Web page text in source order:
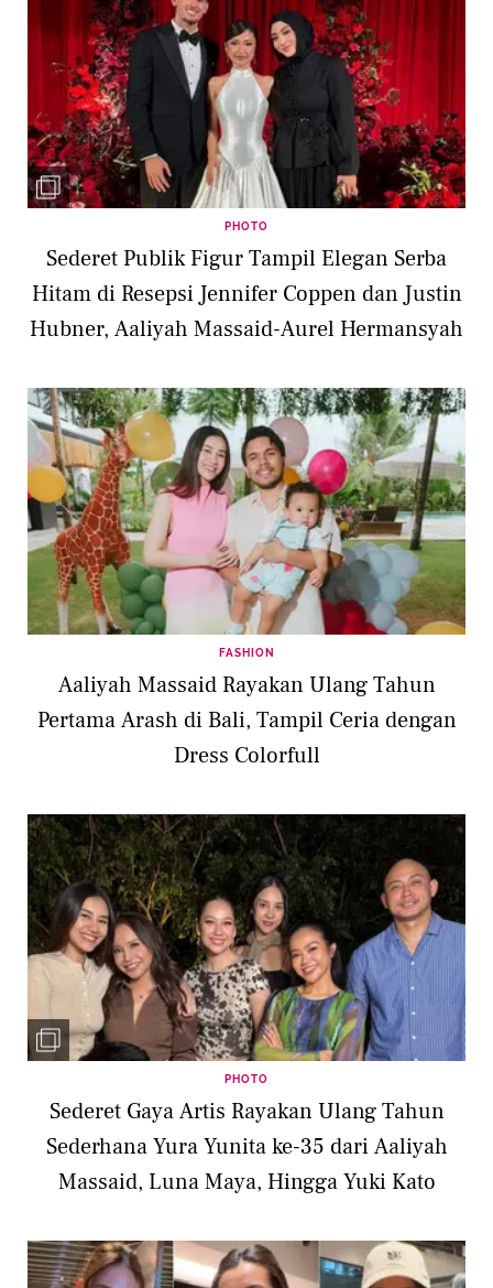
PHOTO
Sederet Publik Figur Tampil Elegan Serba
Hitam di Resepsi Jennifer Coppen dan Justin
Hubner, Aaliyah Massaid-Aurel Hermansyah
FASHION
Aaliyah Massaid Rayakan Ulang Tahun
Pertama Arash di Bali, Tampil Ceria dengan
Dress Colorfull
PHOTO
Sederet Gaya Artis Rayakan Ulang Tahun
Sederhana Yura Yunita ke-35 dari Aaliyah
Massaid, Luna Maya, Hingga Yuki Kato